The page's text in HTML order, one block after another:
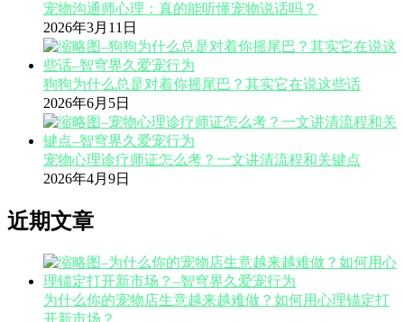
宠物沟通师心理：真的能听懂宠物说话吗？
2026年3月11日
狗狗为什么总是对着你摇尾巴？其实它在说这些话
2026年6月5日
宠物心理诊疗师证怎么考？一文讲清流程和关键点
2026年4月9日
近期文章
为什么你的宠物店生意越来越难做？如何用心理锚定打
开新市场？